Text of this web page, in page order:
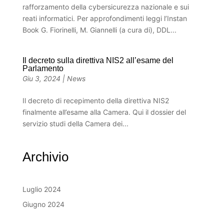
rafforzamento della cybersicurezza nazionale e sui
reati informatici. Per approfondimenti leggi l’Instan
Book G. Fiorinelli, M. Giannelli (a cura di), DDL...
Il decreto sulla direttiva NIS2 all’esame del
Parlamento
Giu 3, 2024 | News
Il decreto di recepimento della direttiva NIS2
finalmente all’esame alla Camera. Qui il dossier del
servizio studi della Camera dei...
Archivio
Luglio 2024
Giugno 2024